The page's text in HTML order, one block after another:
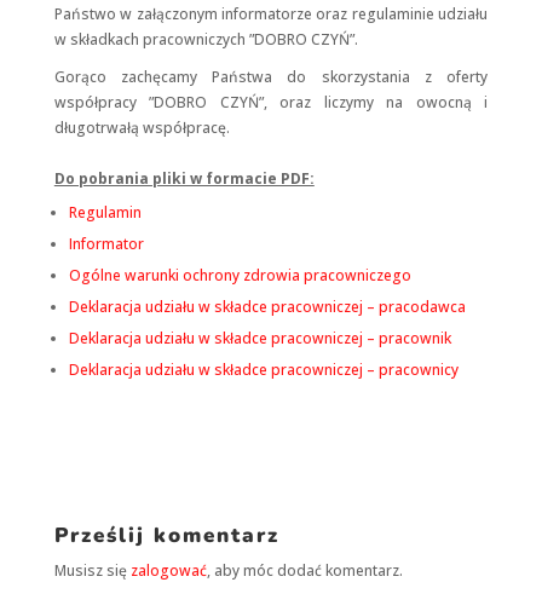
Państwo w załączonym informatorze oraz regulaminie udziału
w składkach pracowniczych ”DOBRO CZYŃ”.
Gorąco zachęcamy Państwa do skorzystania z oferty
współpracy ”DOBRO CZYŃ”, oraz liczymy na owocną i
długotrwałą współpracę.
Do pobrania pliki w formacie PDF:
Regulamin
Informator
Ogólne warunki ochrony zdrowia pracowniczego
Deklaracja udziału w składce pracowniczej – pracodawca
Deklaracja udziału w składce pracowniczej – pracownik
Deklaracja udziału w składce pracowniczej – pracownicy
Prześlij komentarz
Musisz się zalogować, aby móc dodać komentarz.